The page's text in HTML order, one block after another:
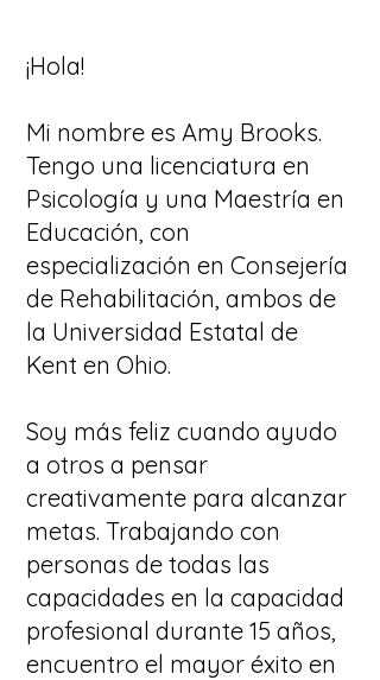
¡Hola!
Mi nombre es Amy Brooks.
Tengo una licenciatura en
Psicología y una Maestría en
Educación, con
especialización en Consejería
de Rehabilitación, ambos de
la Universidad Estatal de
Kent en Ohio.
Soy más feliz cuando ayudo
a otros a pensar
creativamente para alcanzar
metas. Trabajando con
personas de todas las
capacidades en la capacidad
profesional durante 15 años,
encuentro el mayor éxito en